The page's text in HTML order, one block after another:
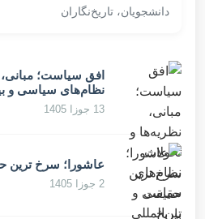
دانشجویان، تاریخ‌نگاران
افق سیاست؛
نظام‌های سیاسی و
13 جوزا 1405
عاشورا؛ سرخ ترین
2 جوزا 1405